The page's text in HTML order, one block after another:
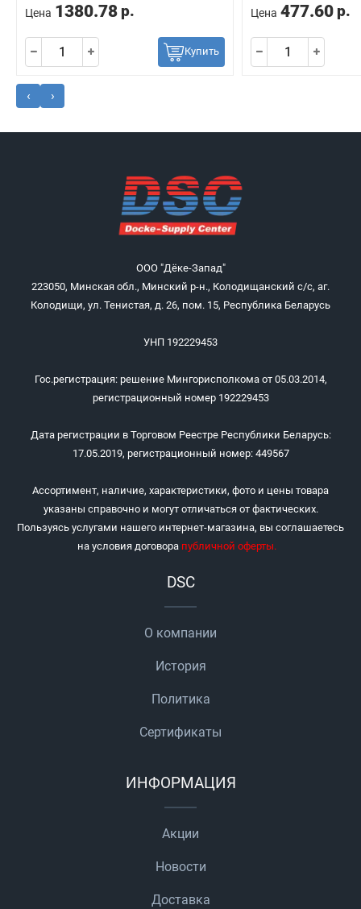
Цена 1380.78 р.
Купить
Цена 477.60 р.
‹ ›
ООО "Дёке-Запад"
223050, Минская обл., Минский р-н., Колодищанский с/с, аг.
Колодищи, ул. Тенистая, д. 26, пом. 15, Республика Беларусь
УНП 192229453
Гос.регистрация: решение Мингорисполкома от 05.03.2014,
регистрационный номер 192229453
Дата регистрации в Торговом Реестре Республики Беларусь:
17.05.2019, регистрационный номер: 449567
Ассортимент, наличие, характеристики, фото и цены товара
указаны справочно и могут отличаться от фактических.
Пользуясь услугами нашего интернет-магазина, вы соглашаетесь
на условия договора публичной оферты.
DSC
О компании
История
Политика
Сертификаты
ИНФОРМАЦИЯ
Акции
Новости
Доставка